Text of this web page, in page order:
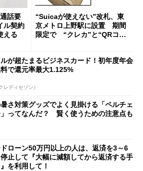
話要
ル契約
える
“Suicaが使えない”改札、東
京メトロ上野駅に設置 期間
限定で “クレカ”と“QRコー
が超たまるビジネスカード！初年度年会
で還元率最大1.125%
レディセゾン）
さ対策グッズでよく見掛ける「ペルチェ
ってなんだ？ 賢く使うための注意点も
ローン50万円以上の人は、返済を3～6
止して『大幅に減額してから返済する手
を利用して！